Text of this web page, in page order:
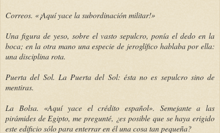
Correos. «¡Aquí yace la subordinación militar!»
Una figura de yeso, sobre el vasto sepulcro, ponía el dedo en la
boca; en la otra mano una especie de jeroglífico hablaba por ella:
una disciplina rota.
Puerta del Sol. La Puerta del Sol: ésta no es sepulcro sino de
mentiras.
La Bolsa. «Aquí yace el crédito español». Semejante a las
pirámides de Egipto, me pregunté, ¿es posible que se haya erigido
este edificio sólo para enterrar en él una cosa tan pequeña?